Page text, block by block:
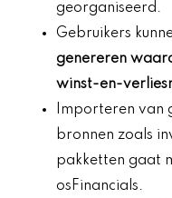
georganiseerd.
Gebruikers
genereren
winst-en-
Importeren van
bronnen zoals
pakketten gaat
osFinancials.